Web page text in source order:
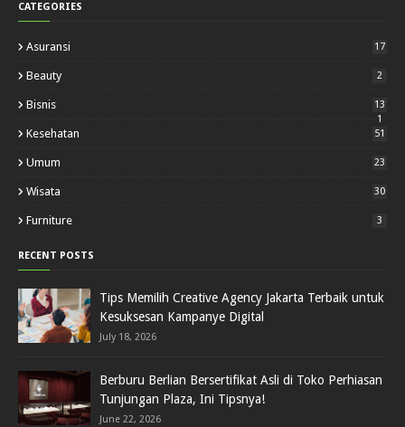
CATEGORIES
Asuransi 17
Beauty 2
Bisnis
13
1
Kesehatan 51
Umum 23
Wisata 30
Furniture 3
RECENT POSTS
Tips Memilih Creative Agency Jakarta Terbaik untuk
Kesuksesan Kampanye Digital
July 18, 2026
Berburu Berlian Bersertifikat Asli di Toko Perhiasan
Tunjungan Plaza, Ini Tipsnya!
June 22, 2026